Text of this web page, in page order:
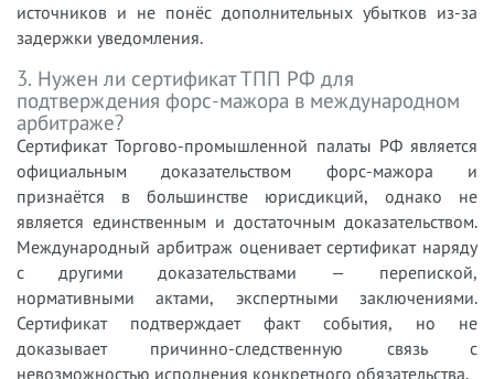
источников и не понёс дополнительных убытков из-за
задержки уведомления.
3. Нужен ли сертификат ТПП РФ для
подтверждения форс-мажора в международном
арбитраже?
Сертификат Торгово-промышленной палаты РФ является
официальным доказательством форс-мажора и
признаётся в большинстве юрисдикций, однако не
является единственным и достаточным доказательством.
Международный арбитраж оценивает сертификат наряду
с другими доказательствами — перепиской,
нормативными актами, экспертными заключениями.
Сертификат подтверждает факт события, но не
доказывает причинно-следственную связь с
невозможностью исполнения конкретного обязательства.